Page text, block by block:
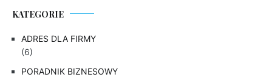
KATEGORIE
ADRES DLA FIRMY
(6)
PORADNIK BIZNESOWY